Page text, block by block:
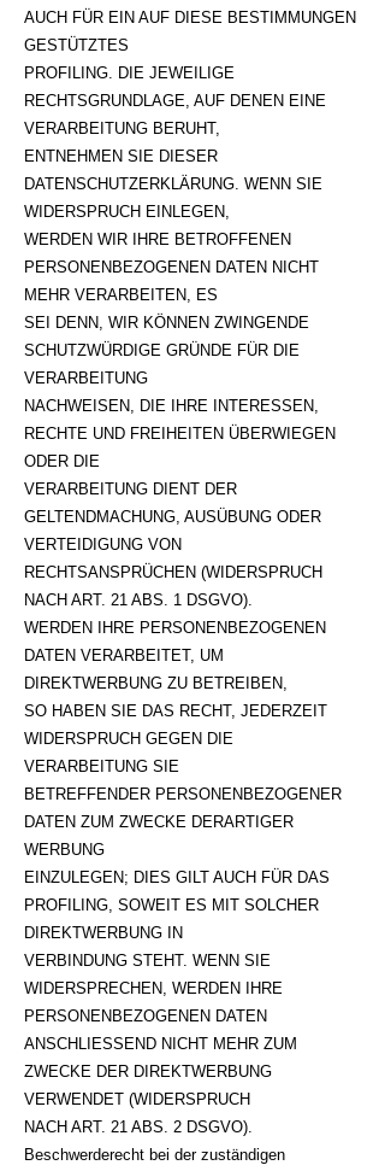
AUCH FÜR EIN AUF DIESE BESTIMMUNGEN
GESTÜTZTES
PROFILING. DIE JEWEILIGE
RECHTSGRUNDLAGE, AUF DENEN EINE
VERARBEITUNG BERUHT,
ENTNEHMEN SIE DIESER
DATENSCHUTZERKLÄRUNG. WENN SIE
WIDERSPRUCH EINLEGEN,
WERDEN WIR IHRE BETROFFENEN
PERSONENBEZOGENEN DATEN NICHT
MEHR VERARBEITEN, ES
SEI DENN, WIR KÖNNEN ZWINGENDE
SCHUTZWÜRDIGE GRÜNDE FÜR DIE
VERARBEITUNG
NACHWEISEN, DIE IHRE INTERESSEN,
RECHTE UND FREIHEITEN ÜBERWIEGEN
ODER DIE
VERARBEITUNG DIENT DER
GELTENDMACHUNG, AUSÜBUNG ODER
VERTEIDIGUNG VON
RECHTSANSPRÜCHEN (WIDERSPRUCH
NACH ART. 21 ABS. 1 DSGVO).
WERDEN IHRE PERSONENBEZOGENEN
DATEN VERARBEITET, UM
DIREKTWERBUNG ZU BETREIBEN,
SO HABEN SIE DAS RECHT, JEDERZEIT
WIDERSPRUCH GEGEN DIE
VERARBEITUNG SIE
BETREFFENDER PERSONENBEZOGENER
DATEN ZUM ZWECKE DERARTIGER
WERBUNG
EINZULEGEN; DIES GILT AUCH FÜR DAS
PROFILING, SOWEIT ES MIT SOLCHER
DIREKTWERBUNG IN
VERBINDUNG STEHT. WENN SIE
WIDERSPRECHEN, WERDEN IHRE
PERSONENBEZOGENEN DATEN
ANSCHLIESSEND NICHT MEHR ZUM
ZWECKE DER DIREKTWERBUNG
VERWENDET (WIDERSPRUCH
NACH ART. 21 ABS. 2 DSGVO).
Beschwerderecht bei der zuständigen